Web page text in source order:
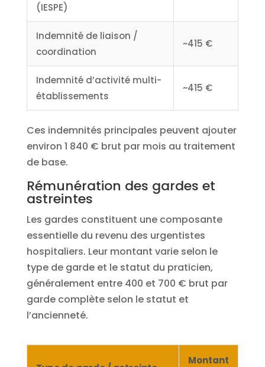
(IESPE)
Indemnité de liaison /
coordination
~415 €
Indemnité d’activité multi-
établissements
~415 €
Ces indemnités principales peuvent ajouter
environ 1 840 € brut par mois au traitement
de base.
Rémunération des gardes et
astreintes
Les gardes constituent une composante
essentielle du revenu des urgentistes
hospitaliers. Leur montant varie selon le
type de garde et le statut du praticien,
généralement entre 400 et 700 € brut par
garde complète selon le statut et
l’ancienneté.
Montant